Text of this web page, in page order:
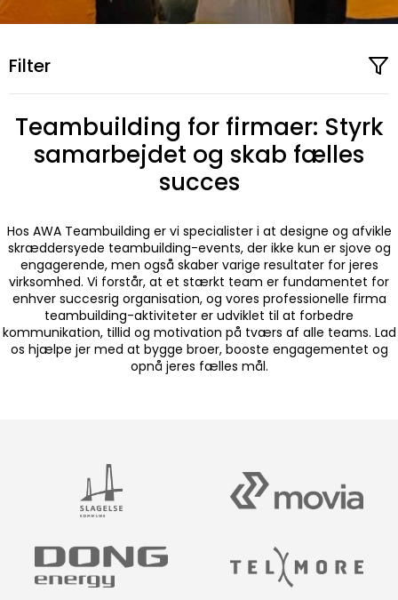
Filter
Teambuilding for firmaer: Styrk
samarbejdet og skab fælles
succes
Hos AWA Teambuilding er vi specialister i at designe og afvikle
skræddersyede teambuilding-events, der ikke kun er sjove og
engagerende, men også skaber varige resultater for jeres
virksomhed. Vi forstår, at et stærkt team er fundamentet for
enhver succesrig organisation, og vores professionelle firma
teambuilding-aktiviteter er udviklet til at forbedre
kommunikation, tillid og motivation på tværs af alle teams. Lad
os hjælpe jer med at bygge broer, booste engagementet og
opnå jeres fælles mål.